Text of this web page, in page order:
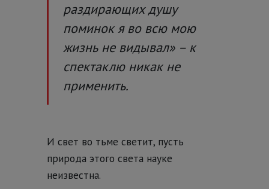
раздирающих душу
поминок я во всю мою
жизнь не видывал» – к
спектаклю никак не
применить.
И свет во тьме светит, пусть
природа этого света науке
неизвестна.